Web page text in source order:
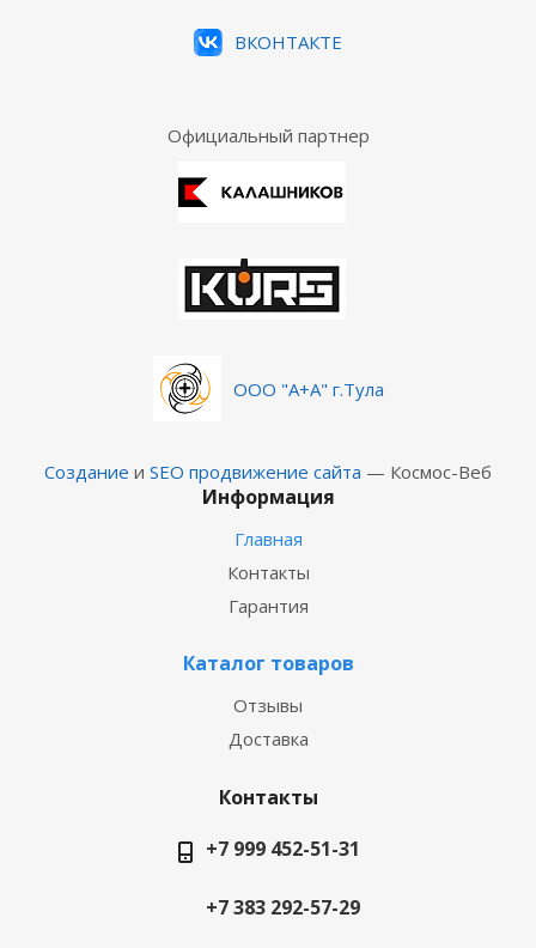
ВКОНТАКТЕ
Официальный партнер
ООО "А+А" г.Тула
Создание и SEO продвижение сайта — Космос-Веб
Информация
Главная
Контакты
Гарантия
Каталог товаров
Отзывы
Доставка
Контакты
+7 999 452-51-31
+7 383 292-57-29